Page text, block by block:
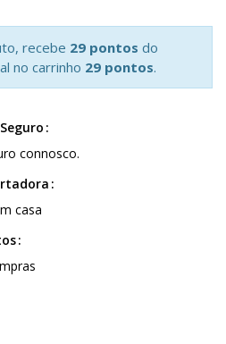
recebe 29 pontos do
no carrinho 29 pontos.
connosco.
casa